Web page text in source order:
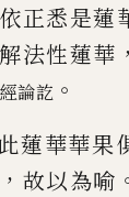
正悉是蓮
法性蓮華
論訖 。
蓮華華果
， 故以為喻